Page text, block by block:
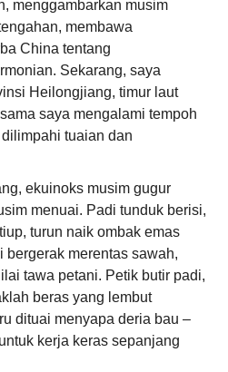
menggambarkan musim
membawa
China tentang
Sekarang, saya
Heilongjiang, timur laut
saya mengalami tempoh
tuaian dan
ekuinoks musim gugur
menuai. Padi tunduk berisi,
turun naik ombak emas
bergerak merentas sawah,
tawa petani. Petik butir padi,
beras yang lembut
dituai menyapa deria bau –
kerja keras sepanjang